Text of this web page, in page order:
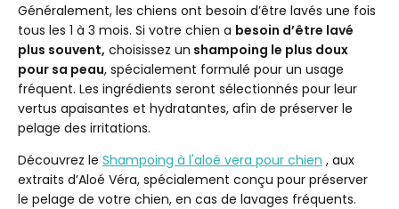
Généralement, les chiens ont besoin d’être lavés une fois
tous les 1 à 3 mois. Si votre chien a besoin d’être lavé
plus souvent, choisissez un shampoing le plus doux
pour sa peau, spécialement formulé pour un usage
fréquent. Les ingrédients seront sélectionnés pour leur
vertus apaisantes et hydratantes, afin de préserver le
pelage des irritations.
Découvrez le Shampoing à l'aloé vera pour chien , aux
extraits d’Aloé Véra, spécialement conçu pour préserver
le pelage de votre chien, en cas de lavages fréquents.